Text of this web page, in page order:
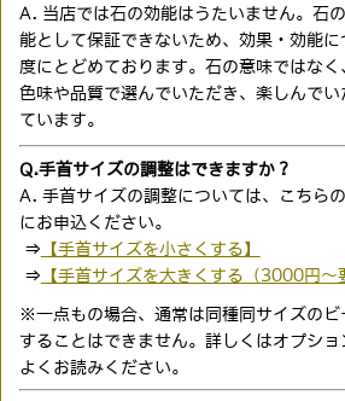
A. 当店では石の効能はうたいません。石
能として保証できないため、効果・効能
度にとどめております。石の意味ではな
色味や品質で選んでいただき、楽しんで
ています。
Q.手首サイズの調整はできますか？
A. 手首サイズの調整については、こちら
にお申込ください。
⇒ 【手首サイズを小さくする】
⇒ 【手首サイズを大きくする（3000円〜
※一点もの場合、通常は同種同サイズのビ
することはできません。詳しくはオプシ
よくお読みください。